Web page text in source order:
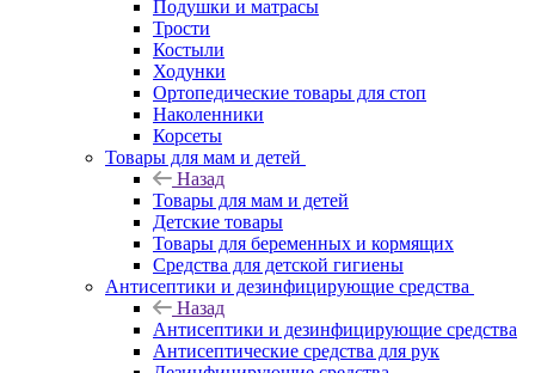
Подушки и матрасы
Трости
Костыли
Ходунки
Ортопедические товары для стоп
Наколенники
Корсеты
Товары для мам и детей
Назад
Товары для мам и детей
Детские товары
Товары для беременных и кормящих
Средства для детской гигиены
Антисептики и дезинфицирующие средства
Назад
Антисептики и дезинфицирующие средства
Антисептические средства для рук